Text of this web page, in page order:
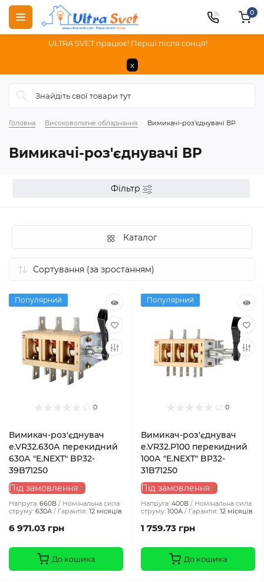
ULTRA SVET працює! Перші після сонця!
x
0
Головна Високовольтне обладнання Вимикачі-роз'єднувачі ВР
Вимикачі-роз'єднувачі ВР
Фільтр
Каталог
Популярний
0
Вимикач-роз'єднувач
e.VR32.630А перекидний
630А "E.NEXT" BP32-
39B71250
Під замовлення
Напруга: 660В
Номінальна сила
струму: 630А Гарантія: 12 місяців
6 971.03 грн
До кошика
Популярний
0
Вимикач-роз'єднувач
e.VR32.P100 перекидний
100А "E.NEXT" BP32-
31B71250
Під замовлення
Напруга: 400В
Номінальна сила
струму: 100А Гарантія: 12 місяців
1 759.73 грн
До кошика